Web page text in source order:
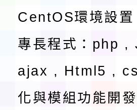
CentOS環境設
專長程式：php
ajax , Html5 ,
化與模組功能開發